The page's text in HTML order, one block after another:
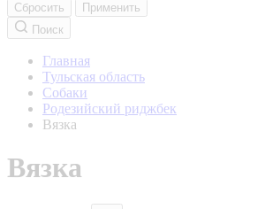
Сбросить
Применить
Поиск
Главная
Тульская область
Собаки
Родезийский риджбек
Вязка
Вязка